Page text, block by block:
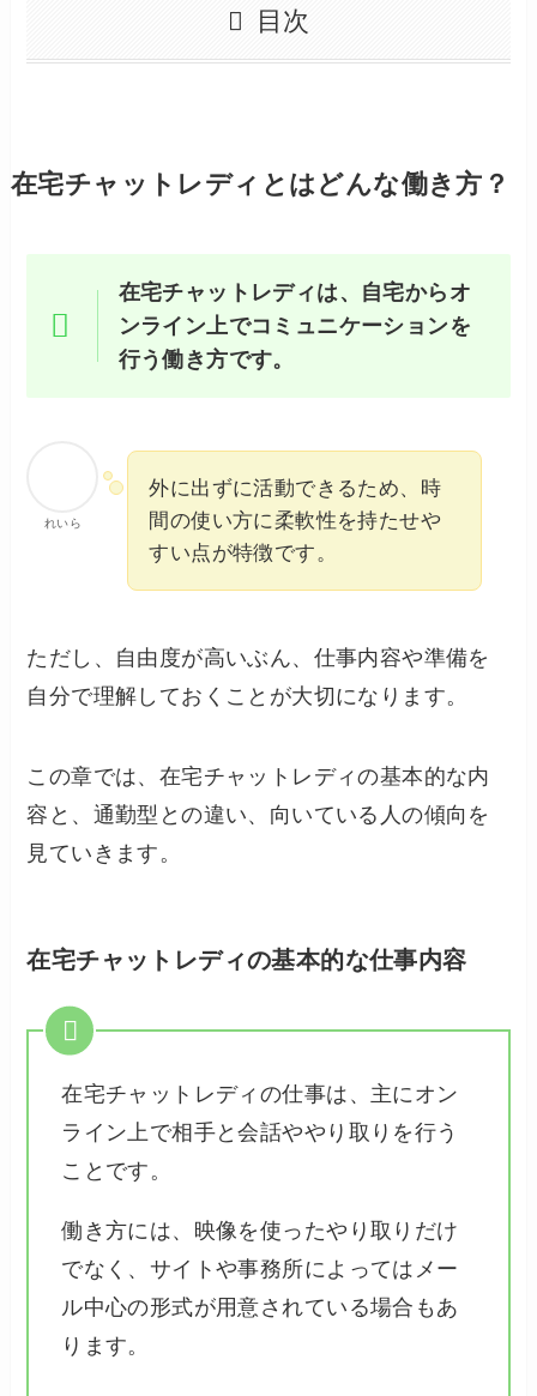
目次
在宅チャットレディとはどんな働き方？
在宅チャットレディは、自宅からオ
ンライン上でコミュニケーションを
行う働き方です。
れいら
外に出ずに活動できるため、時
間の使い方に柔軟性を持たせや
すい点が特徴です。
ただし、自由度が高いぶん、仕事内容や準備を
自分で理解しておくことが大切になります。
この章では、在宅チャットレディの基本的な内
容と、通勤型との違い、向いている人の傾向を
見ていきます。
在宅チャットレディの基本的な仕事内容
在宅チャットレディの仕事は、主にオン
ライン上で相手と会話ややり取りを行う
ことです。
働き方には、映像を使ったやり取りだけ
でなく、サイトや事務所によってはメー
ル中心の形式が用意されている場合もあ
ります。